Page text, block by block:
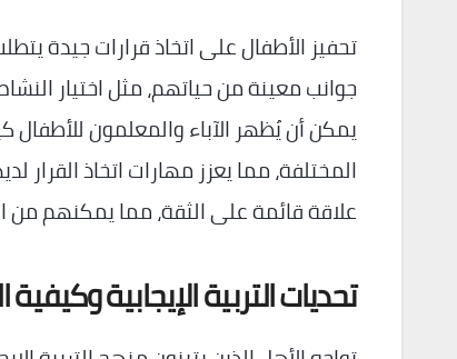
تحفيز الأطفال على اتخاذ قرارات جيدة
جوانب معينة من حياتهم، مثل اختيار
يمكن أن يُظهر الآباء والمعلمون للأطفال
المختلفة، مما يعزز مهارات اتخاذ
علاقة قائمة على الثقة، مما يمكنهم
تحديات التربية الإيجابية